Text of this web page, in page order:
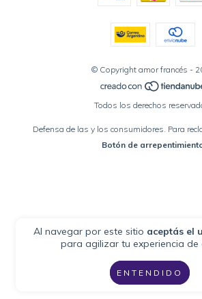
Al navegar por este sitio aceptás el
para agilizar tu experiencia de
ENTENDIDO
© Copyright amor francés -
Todos los derechos
Defensa de las y los consumidores. Para
Botón de